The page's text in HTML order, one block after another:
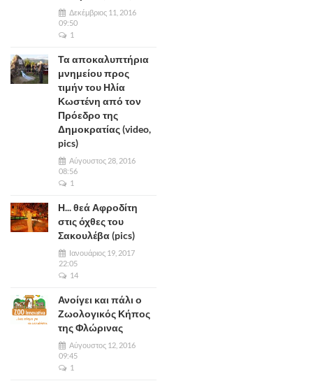
Δεκέμβριος 11, 2016
09:50
1
Τα αποκαλυπτήρια
μνημείου προς
τιμήν του Ηλία
Κωστένη από τον
Πρόεδρο της
Δημοκρατίας (video,
pics)
Αύγουστος 28, 2016
08:56
1
Η... θεά Αφροδίτη
στις όχθες του
Σακουλέβα (pics)
Ιανουάριος 19, 2017
22:05
14
Ανοίγει και πάλι ο
Ζωολογικός Κήπος
της Φλώρινας
Αύγουστος 12, 2016
09:45
1